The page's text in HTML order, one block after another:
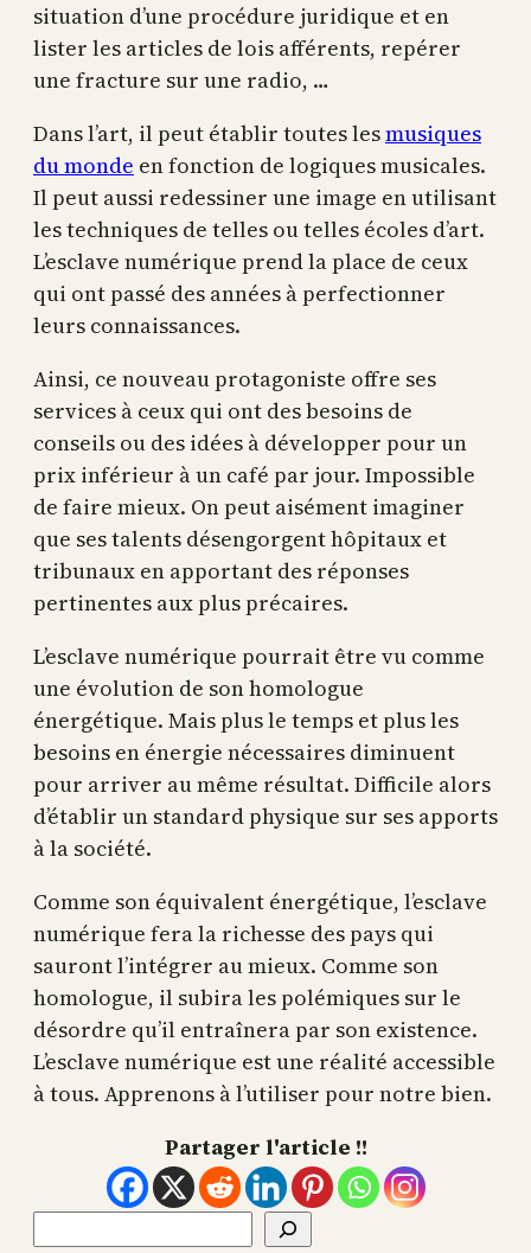
situation d’une procédure juridique et en
lister les articles de lois afférents, repérer
une fracture sur une radio, …
Dans l’art, il peut établir toutes lesmusiques
du monde en fonction de logiques musicales.
Il peut aussi redessiner une image en utilisant
les techniques de telles ou telles écoles d’art.
L’esclave numérique prend la place de ceux
qui ont passé des années à perfectionner
leurs connaissances.
Ainsi, ce nouveau protagoniste offre ses
services à ceux qui ont des besoins de
conseils ou des idées à développer pour un
prix inférieur à un café par jour. Impossible
de faire mieux. On peut aisément imaginer
que ses talents désengorgent hôpitaux et
tribunaux en apportant des réponses
pertinentes aux plus précaires.
L’esclave numérique pourrait être vu comme
une évolution de son homologue
énergétique. Mais plus le temps et plus les
besoins en énergie nécessaires diminuent
pour arriver au même résultat. Difficile alors
d’établir un standard physique sur ses apports
à la société.
Comme son équivalent énergétique, l’esclave
numérique fera la richesse des pays qui
sauront l’intégrer au mieux. Comme son
homologue, il subira les polémiques sur le
désordre qu’il entraînera par son existence.
L’esclave numérique est une réalité accessible
à tous. Apprenons à l’utiliser pour notre bien.
Partager l'article !!